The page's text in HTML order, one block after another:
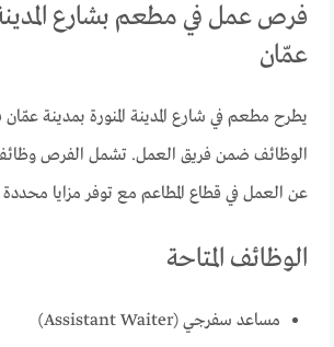
فرص عمل في مطعم بشارع المدينة
عمّان
يطرح مطعم في شارع المدينة المنورة بمدينة
الوظائف ضمن فريق العمل. تشمل الفرص وظائف
عن العمل في قطاع المطاعم مع توفر مزايا محددة
الوظائف المتاحة
مساعد سفرجي (Assistant Waiter)